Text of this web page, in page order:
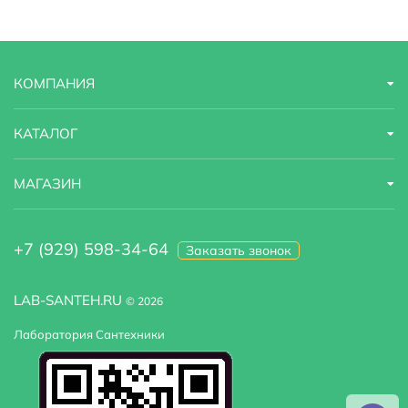
Глубина 9.5 м
Модель Amper K-5499
LAB-SANTEH.RU © 2026
Лаборатория Сантехники
КОМПАНИЯ
КАТАЛОГ
МАГАЗИН
+7 (929) 598-34-64 Заказать звонок